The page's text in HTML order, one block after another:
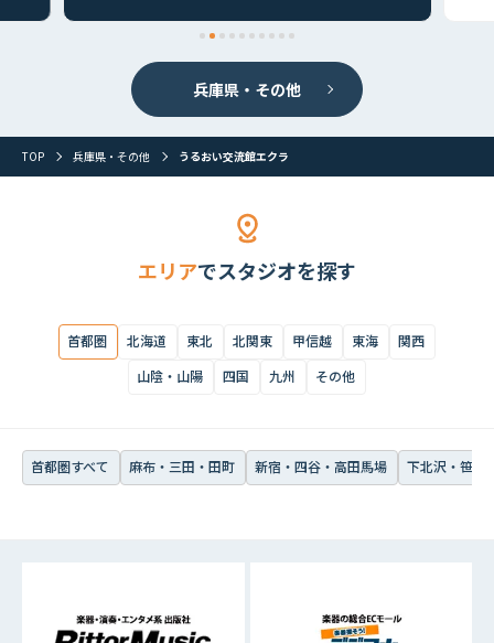
山陰・山陽
四国 九州 その他
麻布・三田・田町 新宿・四谷・高田馬場
兵庫県・その他
TOP 兵庫県・その他 うるおい交流館エクラ
エリアでスタジオを探す
首都圏 北海道 東北 北関東 甲信越 東海
関西
山陰・山陽
四国 九州 その他
首都圏すべて 麻布・三田・田町 新宿・四谷・高田馬場 下北沢・笹塚